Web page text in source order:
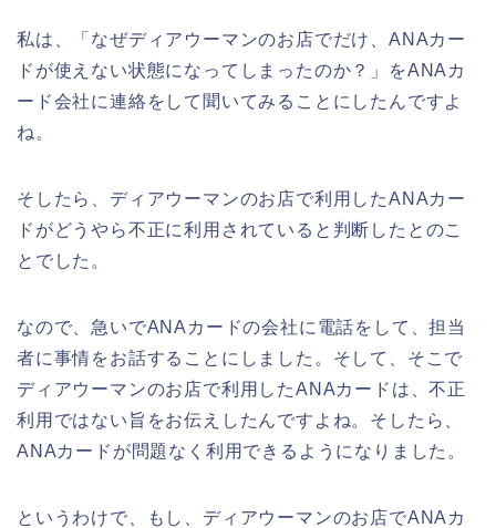
私は、「なぜディアウーマンのお店でだけ、ANAカー
ドが使えない状態になってしまったのか？」をANAカ
ード会社に連絡をして聞いてみることにしたんですよ
ね。
そしたら、ディアウーマンのお店で利用したANAカー
ドがどうやら不正に利用されていると判断したとのこ
とでした。
なので、急いでANAカードの会社に電話をして、担当
者に事情をお話することにしました。そして、そこで
ディアウーマンのお店で利用したANAカードは、不正
利用ではない旨をお伝えしたんですよね。そしたら、
ANAカードが問題なく利用できるようになりました。
というわけで、もし、ディアウーマンのお店でANAカ